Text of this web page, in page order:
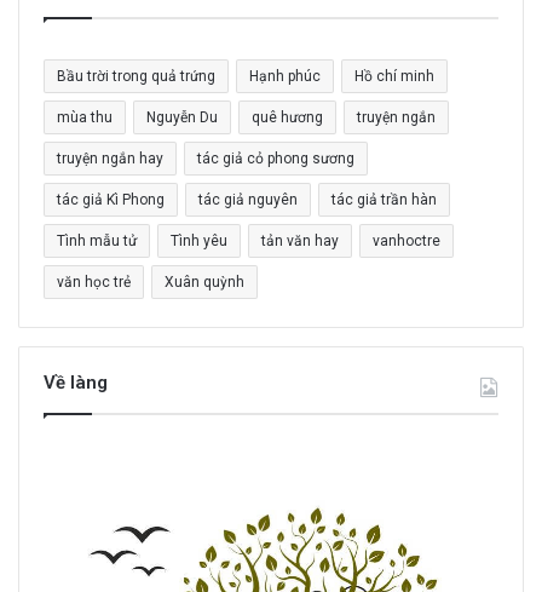
c
h
o
:
Bầu trời trong quả trứng Hạnh phúc Hồ chí minh
mùa thu Nguyễn Du quê hương truyện ngắn
truyện ngắn hay tác giả cỏ phong sương
tác giả Kì Phong tác giả nguyên tác giả trần hàn
Tình mẫu tử Tình yêu tản văn hay vanhoctre
văn học trẻ Xuân quỳnh
Về làng